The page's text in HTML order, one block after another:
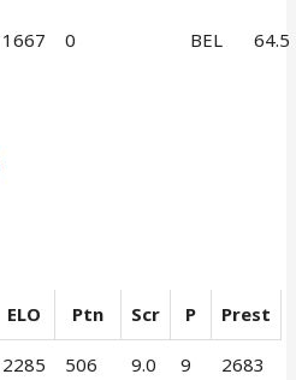
1667 0 BEL 64.5
ELO Ptn Scr P Prest
2285 506 9.0 9 2683